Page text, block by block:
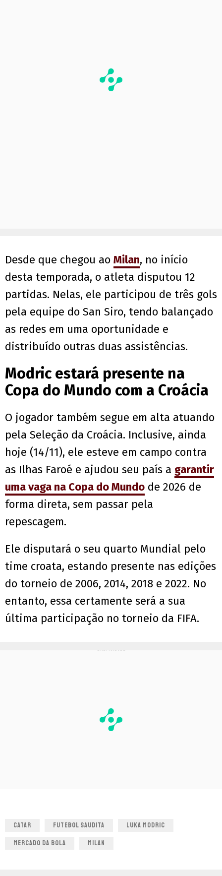
Desde que chegou ao Milan, no início
desta temporada, o atleta disputou 12
partidas. Nelas, ele participou de três gols
pela equipe do San Siro, tendo balançado
as redes em uma oportunidade e
distribuído outras duas assistências.
Modric estará presente na
Copa do Mundo com a Croácia
O jogador também segue em alta atuando
pela Seleção da Croácia. Inclusive, ainda
hoje (14/11), ele esteve em campo contra
as Ilhas Faroé e ajudou seu país a garantir
uma vaga na Copa do Mundo de 2026 de
forma direta, sem passar pela
repescagem.
Ele disputará o seu quarto Mundial pelo
time croata, estando presente nas edições
do torneio de 2006, 2014, 2018 e 2022. No
entanto, essa certamente será a sua
última participação no torneio da FIFA.
PUBLICIDADE
CATAR FUTEBOL SAUDITA LUKA MODRIC
MERCADO DA BOLA MILAN